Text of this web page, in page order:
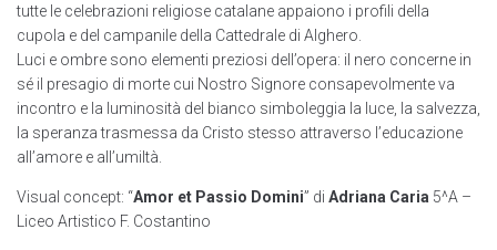
tutte le celebrazioni religiose catalane appaiono i profili della
cupola e del campanile della Cattedrale di Alghero.
Luci e ombre sono elementi preziosi dell’opera: il nero concerne in
sé il presagio di morte cui Nostro Signore consapevolmente va
incontro e la luminosità del bianco simboleggia la luce, la salvezza,
la speranza trasmessa da Cristo stesso attraverso l’educazione
all’amore e all’umiltà.
Visual concept: “Amor et Passio Domini” di Adriana Caria 5^A –
Liceo Artistico F. Costantino